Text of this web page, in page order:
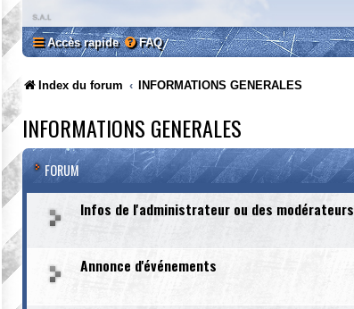
Accès rapide FAQ
Index du forum INFORMATIONS GENERALES
INFORMATIONS GENERALES
FORUM
Infos de l'administrateur ou des modérateurs
Annonce d'événements